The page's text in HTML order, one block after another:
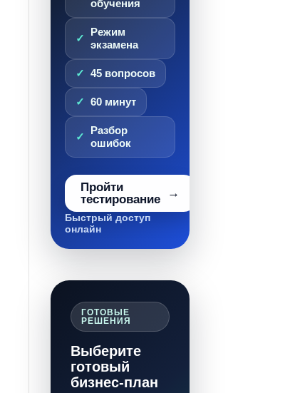
обучения
Режим
экзамена
45 вопросов
60 минут
Разбор
ошибок
Пройти
тестирование
Быстрый доступ
онлайн
ГОТОВЫЕ
РЕШЕНИЯ
Выберите
готовый
бизнес-план